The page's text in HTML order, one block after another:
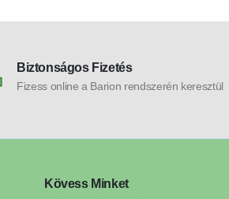
Biztonságos Fizetés
Fizess online a Barion rendszerén keresztül
Kövess Minket